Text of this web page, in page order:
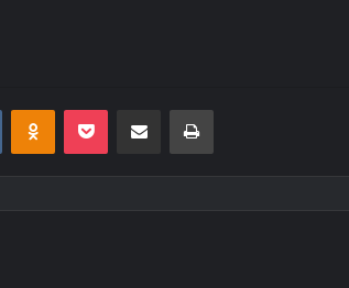
VKontakteOdnoklassniki
Pocket E-Posta ile paylaş Yazdır